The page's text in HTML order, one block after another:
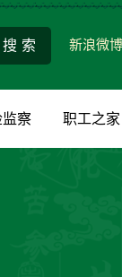
新浪微博
监察 职工之家